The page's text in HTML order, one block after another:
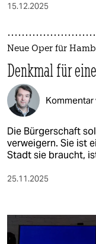
15.12.2025
Neue Oper für
Denkmal für
Kommentar
Die Bürgerschaft
verweigern. Sie ist
Stadt sie braucht,
25.11.2025